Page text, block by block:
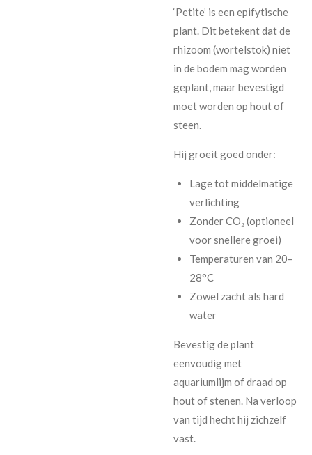
‘Petite’ is een epifytische
plant. Dit betekent dat de
rhizoom (wortelstok) niet
in de bodem mag worden
geplant, maar bevestigd
moet worden op hout of
steen.
Hij groeit goed onder:
Lage tot middelmatige
verlichting
Zonder CO₂ (optioneel
voor snellere groei)
Temperaturen van 20–
28°C
Zowel zacht als hard
water
Bevestig de plant
eenvoudig met
aquariumlijm of draad op
hout of stenen. Na verloop
van tijd hecht hij zichzelf
vast.